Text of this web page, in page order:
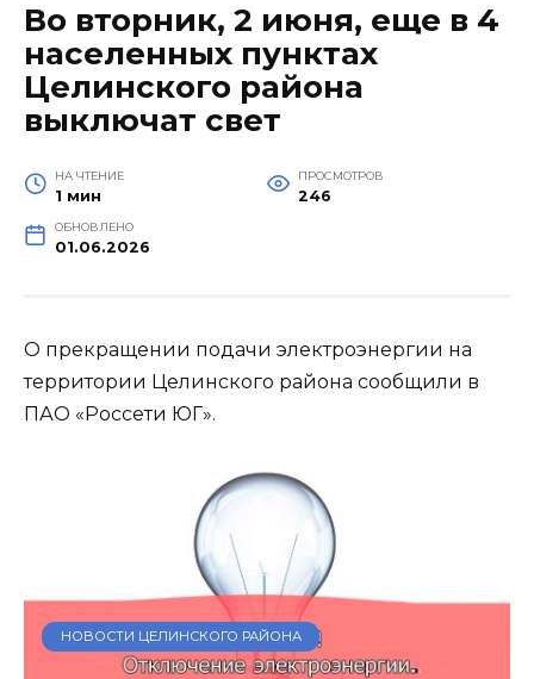
Во вторник, 2 июня, еще в 4
населенных пунктах
Целинского района
выключат свет
НА ЧТЕНИЕ
1 мин
ПРОСМОТРОВ
246
ОБНОВЛЕНО
01.06.2026
О прекращении подачи электроэнергии на
территории Целинского района сообщили в
ПАО «Россети ЮГ».
НОВОСТИ ЦЕЛИНСКОГО РАЙОНА